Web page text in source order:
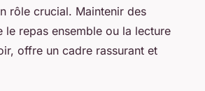
rôle crucial. Maintenir des
le repas ensemble ou la lecture
offre un cadre rassurant et